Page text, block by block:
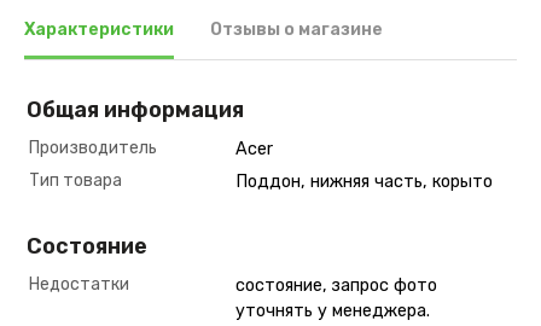
Характеристики Отзывы о магазине
Общая информация
Производитель
Acer
Тип товара
Поддон, нижняя часть, корыто
Состояние
Недостатки
состояние, запрос фото
уточнять у менеджера.